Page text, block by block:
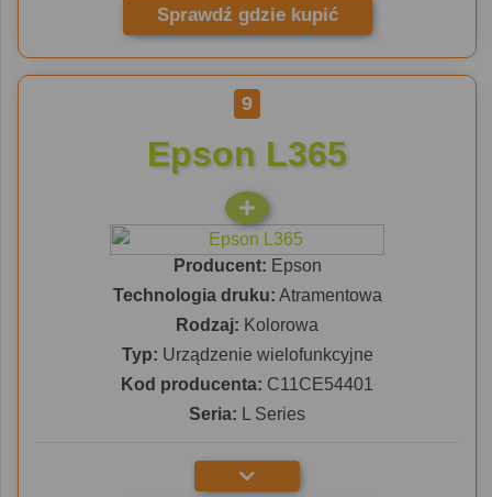
Sprawdź gdzie kupić
9
Epson L365
Producent: Epson
Technologia druku: Atramentowa
Rodzaj: Kolorowa
Typ: Urządzenie wielofunkcyjne
Kod producenta: C11CE54401
Seria: L Series